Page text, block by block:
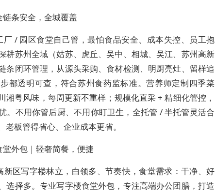
条安全，全城覆盖
厂 / 园区食堂自己管，最怕食品安全、成本失控、员工抱
耕苏州全域（姑苏、虎丘、吴中、相城、吴江、苏州高新
条闭环管理，从源头采购、食材检测、明厨亮灶、留样追
都透明可查，符合苏州食药监标准。营养师定制四季菜
湘粤风味，每周更新不重样；规模化直采 + 精细化管控，
。不用你管后厨、不用你盯卫生，全托管 / 半托管灵活合
板管得省心、企业成本更省。
外包｜轻奢简餐，便捷
新区写字楼林立，白领多、节奏快，食堂需求：干净、好
选择多。专业写字楼食堂外包，专注高端办公团膳，打造